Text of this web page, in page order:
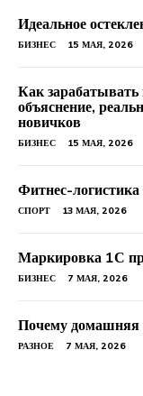
Идеальное
БИЗНЕС 15 МАЯ, 2026
Как
объяснение,
новичков
БИЗНЕС 15 МАЯ, 2026
Фитнес-
СПОРТ 13 МАЯ, 2026
Маркировка 1С
БИЗНЕС 7 МАЯ, 2026
Почему домашняя
РАЗНОЕ 7 МАЯ, 2026